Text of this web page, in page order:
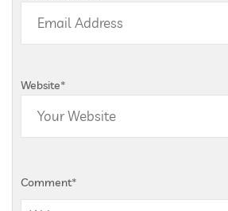
Website*
Comment*